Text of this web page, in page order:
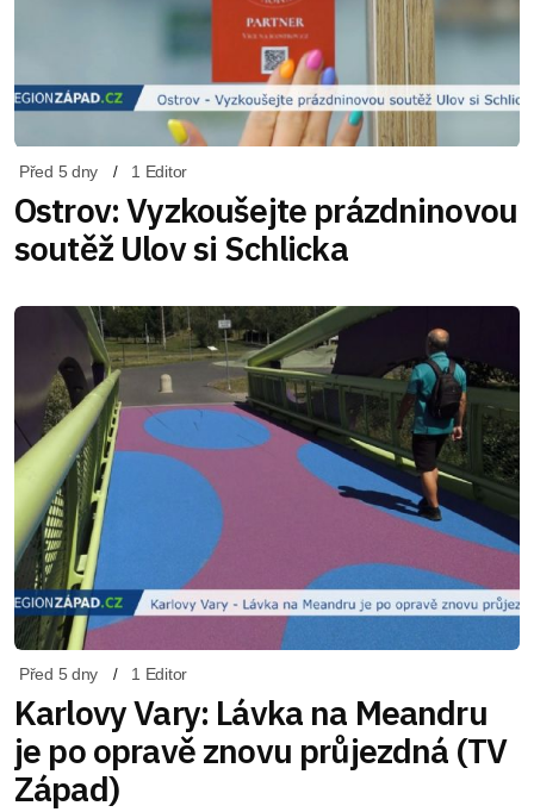
Před 5 dny 1 Editor
Ostrov: Vyzkoušejte prázdninovou
soutěž Ulov si Schlicka
Před 5 dny 1 Editor
Karlovy Vary: Lávka na Meandru
je po opravě znovu průjezdná (TV
Západ)